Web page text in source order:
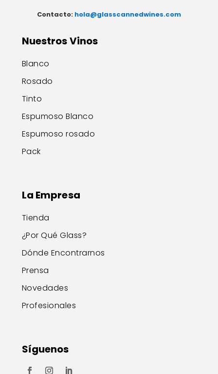
Contacto: hola@glasscannedwines.com
Nuestros Vinos
Blanco
Rosado
Tinto
Espumoso Blanco
Espumoso rosado
Pack
La Empresa
Tienda
¿Por Qué Glass?
Dónde Encontrarnos
Prensa
Novedades
Profesionales
Síguenos